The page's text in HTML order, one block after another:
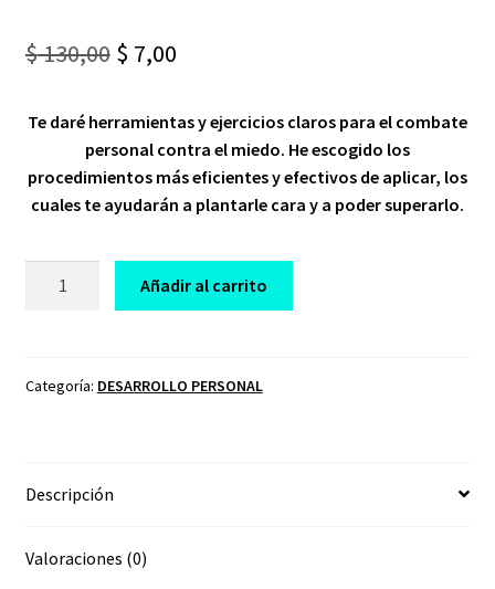
$130,00 Original
was:
$ 130,00.
$ 7,00Current
is:
$ 7,00.
Te daré herramientas y ejercicios claros para el combate
personal contra el miedo. He escogido los
procedimientos más eficientes y efectivos de aplicar, los
cuales te ayudarán a plantarle cara y a poder superarlo.
MIEDO
Añadir al carrito
Categoría: DESARROLLO PERSONAL
Descripción
Valoraciones (0)